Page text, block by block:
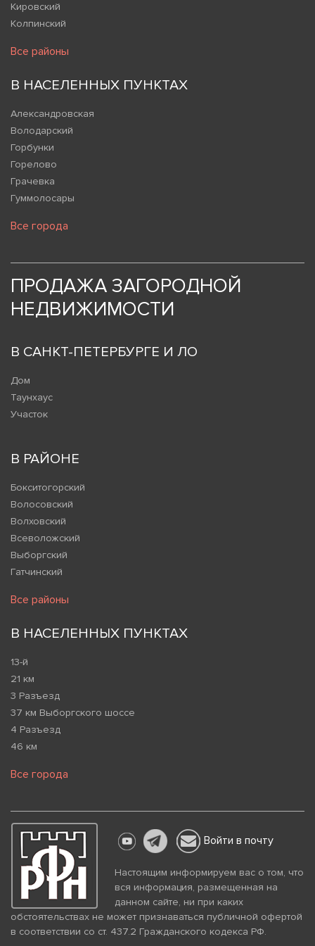
Кировский
Колпинский
Все районы
В НАСЕЛЕННЫХ ПУНКТАХ
Александровская
Володарский
Горбунки
Горелово
Грачевка
Гуммолосары
Все города
ПРОДАЖА ЗАГОРОДНОЙ
НЕДВИЖИМОСТИ
В САНКТ-ПЕТЕРБУРГЕ И ЛО
Дом
Таунхаус
Участок
В РАЙОНЕ
Бокситогорский
Волосовский
Волховский
Всеволожский
Выборгский
Гатчинский
Все районы
В НАСЕЛЕННЫХ ПУНКТАХ
13-й
21 км
3 Разъезд
37 км Выборгского шоссе
4 Разъезд
46 км
Все города
Войти в почту
Настоящим информируем вас о том, что
вся информация, размещенная на
данном сайте, ни при каких
обстоятельствах не может признаваться публичной офертой
в соответствии со ст. 437.2 Гражданского кодекса РФ.